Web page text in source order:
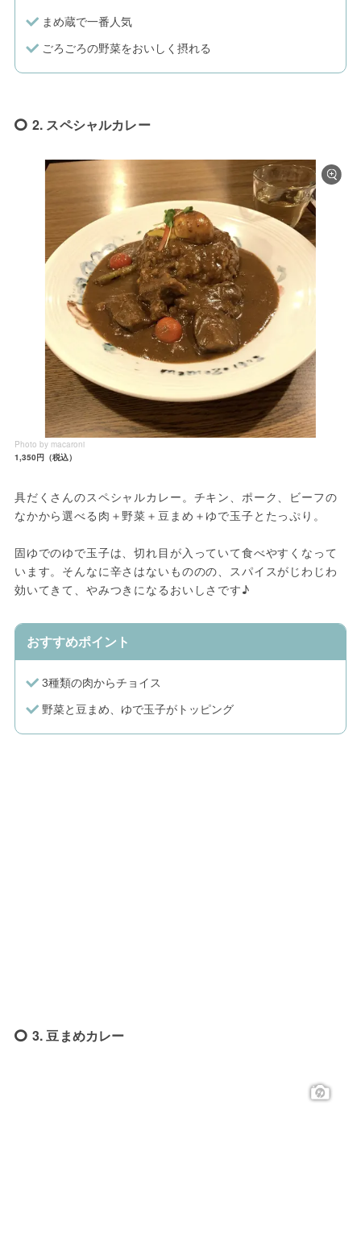
まめ蔵で一番人気
ごろごろの野菜をおいしく摂れる
2. スペシャルカレー
Photo by macaroni
1,350円（税込）
具だくさんのスペシャルカレー。チキン、ポーク、ビーフの
なかから選べる肉＋野菜＋豆まめ＋ゆで玉子とたっぷり。
固ゆでのゆで玉子は、切れ目が入っていて食べやすくなって
います。そんなに辛さはないもののの、スパイスがじわじわ
効いてきて、やみつきになるおいしさです♪
おすすめポイント
3種類の肉からチョイス
野菜と豆まめ、ゆで玉子がトッピング
3. 豆まめカレー